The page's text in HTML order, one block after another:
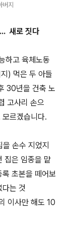
지
새로 짓다
하고 육체노동
) 먹은 두 아들
30년을 건축 노
고사리 손으
르겠습니다.
손수 지었지
집은 임종을 맡
초본을 떼어보
다는 것
이사만 해도 10